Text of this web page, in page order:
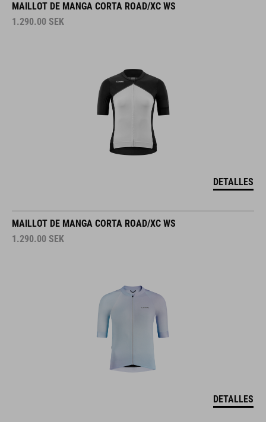
MAILLOT DE MANGA CORTA ROAD/XC WS
1.290.00 SEK
DETALLES
MAILLOT DE MANGA CORTA ROAD/XC WS
1.290.00 SEK
DETALLES